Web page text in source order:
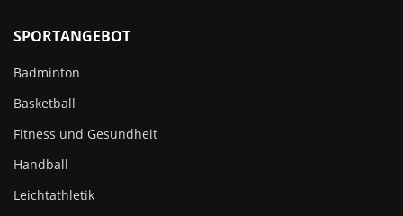
SPORTANGEBOT
Badminton
Basketball
Fitness und Gesundheit
Handball
Leichtathletik